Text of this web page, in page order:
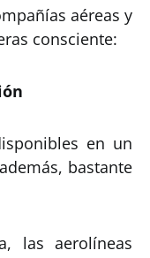
aéreas y
consciente:
en un
bastante
las aerolíneas